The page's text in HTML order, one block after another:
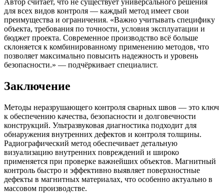
Автор считает, что не существует универсального решения
для всех видов контроля — каждый метод имеет свои
преимущества и ограничения. «Важно учитывать специфику
объекта, требования по точности, условия эксплуатации и
бюджет проекта. Современное производство всё больше
склоняется к комбинированному применению методов, что
позволяет максимально повысить надежность и уровень
безопасности.» — подчёркивает специалист.
Заключение
Методы неразрушающего контроля сварных швов — это ключ
к обеспечению качества, безопасности и долговечности
конструкций. Ультразвуковая диагностика подходит для
обнаружения внутренних дефектов и контроля толщины.
Радиографический метод обеспечивает детальную
визуализацию внутренних повреждений и широко
применяется при проверке важнейших объектов. Магнитный
контроль быстро и эффективно выявляет поверхностные
дефекты в магнитных материалах, что особенно актуально в
массовом производстве.